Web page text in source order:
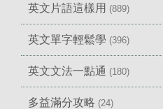
英文片語這樣用 (889)
英文單字輕鬆學 (396)
英文文法一點通 (180)
多益滿分攻略 (24)